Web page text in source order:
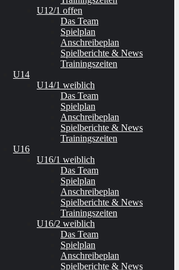
U12/1 offen
Das Team
Spielplan
Anschreibeplan
Spielberichte & News
Trainingszeiten
U14
U14/1 weiblich
Das Team
Spielplan
Anschreibeplan
Spielberichte & News
Trainingszeiten
U16
U16/1 weiblich
Das Team
Spielplan
Anschreibeplan
Spielberichte & News
Trainingszeiten
U16/2 weiblich
Das Team
Spielplan
Anschreibeplan
Spielberichte & News